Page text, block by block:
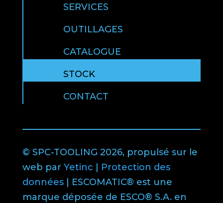
SERVICES
OUTILLAGES
CATALOGUE
STOCK
CONTACT
© SPC-TOOLING 2026, propulsé sur le
web par Yetinc | Protection des
données| ESCOMATIC® est une
marque déposée de ESCO® S.A. en